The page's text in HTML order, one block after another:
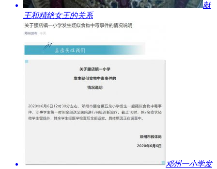
​献
王和精绝女王的关系
​邓州一小学发